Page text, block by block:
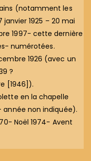
(notamment les
1925 – 20 mai
1997- cette dernière
numérotées.
1926 (avec un
?
[1946]).
en la chapelle
non indiquée).
Noël 1974- Avent